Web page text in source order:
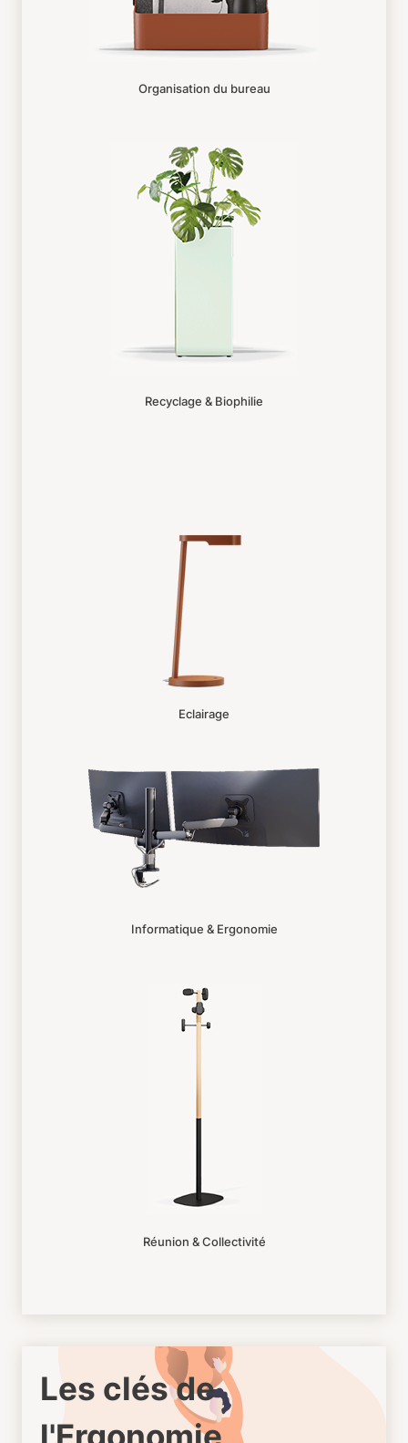
Organisation du bureau
Recyclage & Biophilie
Eclairage
Informatique & Ergonomie
Réunion & Collectivité
Les clés de